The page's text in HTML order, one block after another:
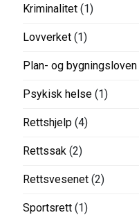
Kriminalitet (1)
Lovverket (1)
Plan- og bygningsloven
Psykisk helse (1)
Rettshjelp (4)
Rettssak (2)
Rettsvesenet (2)
Sportsrett (1)